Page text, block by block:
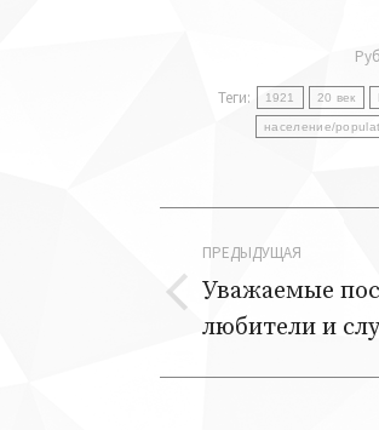
Теги:
1921 20 век
население/
по
записям
ПРЕДЫДУЩАЯ
Предыдущая
запись:
Уважаемые
любители и